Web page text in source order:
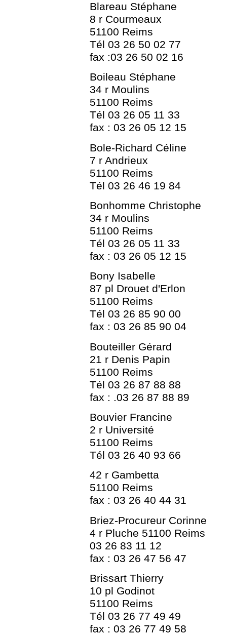
Blareau Stéphane
8 r Courmeaux
51100 Reims
Tél 03 26 50 02 77
fax :03 26 50 02 16
Boileau Stéphane
34 r Moulins
51100 Reims
Tél 03 26 05 11 33
fax : 03 26 05 12 15
Bole-Richard Céline
7 r Andrieux
51100 Reims
Tél 03 26 46 19 84
Bonhomme Christophe
34 r Moulins
51100 Reims
Tél 03 26 05 11 33
fax : 03 26 05 12 15
Bony Isabelle
87 pl Drouet d'Erlon
51100 Reims
Tél 03 26 85 90 00
fax : 03 26 85 90 04
Bouteiller Gérard
21 r Denis Papin
51100 Reims
Tél 03 26 87 88 88
fax : .03 26 87 88 89
Bouvier Francine
2 r Université
51100 Reims
Tél 03 26 40 93 66
42 r Gambetta
51100 Reims
fax : 03 26 40 44 31
Briez-Procureur Corinne
4 r Pluche 51100 Reims
03 26 83 11 12
fax : 03 26 47 56 47
Brissart Thierry
10 pl Godinot
51100 Reims
Tél 03 26 77 49 49
fax : 03 26 77 49 58